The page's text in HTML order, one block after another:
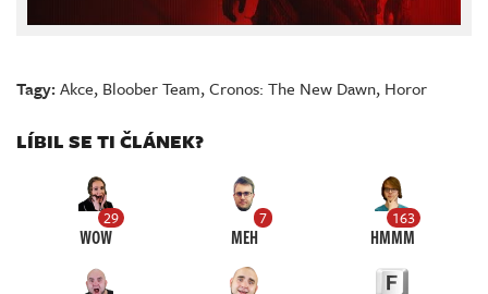
Tagy:Akce, Bloober Team,Cronos: The New Dawn, Horor
LÍBIL SE TI ČLÁNEK?
29
WOW
7
MEH
163
HMMM